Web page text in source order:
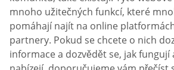
mnoho užitečných funkcí, které
pomáhají najít na online
partnery. Pokud se chcete o nich
informace a dozvědět se, jak fungují